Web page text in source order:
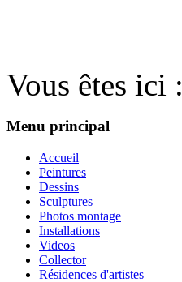
Vous êtes ici :
Menu principal
Accueil
Peintures
Dessins
Sculptures
Photos montage
Installations
Videos
Collector
Résidences d'artistes